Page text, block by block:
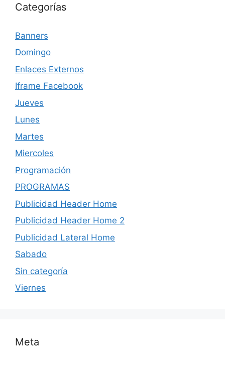
Categorías
Banners
Domingo
Enlaces Externos
Iframe Facebook
Jueves
Lunes
Martes
Miercoles
Programación
PROGRAMAS
Publicidad Header Home
Publicidad Header Home 2
Publicidad Lateral Home
Sabado
Sin categoría
Viernes
Meta